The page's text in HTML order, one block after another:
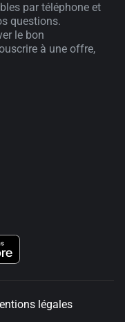
par téléphone et
questions.
le bon
à une offre,
légales